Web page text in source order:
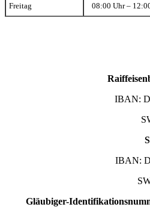
Freitag 08:00 Uhr –
IBAN:
IBAN:
Gläubiger-